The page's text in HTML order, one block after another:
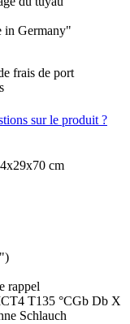
in Germany"
frais de port
sur le produit ?
cm
rappel
T135 °CGb Db X
Schlauch